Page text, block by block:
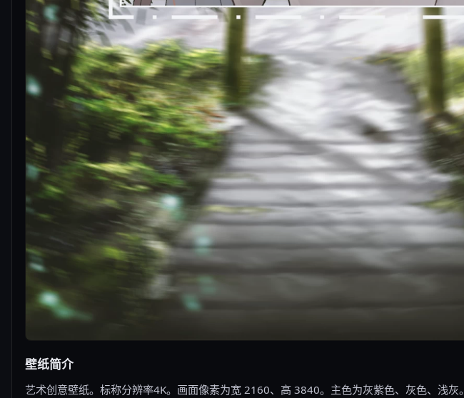
壁纸简介
艺术创意壁纸。标称分辨率4K。画面像素为宽 2160、高 3840。主色为灰紫色、灰色、浅灰。